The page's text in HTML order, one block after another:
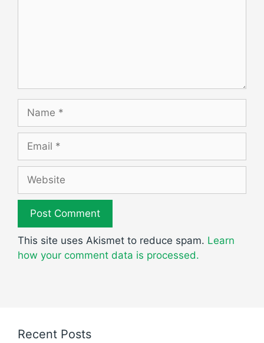
Name
Email
Website
This site uses Akismet to reduce spam. Learn
how your comment data is processed.
Recent Posts